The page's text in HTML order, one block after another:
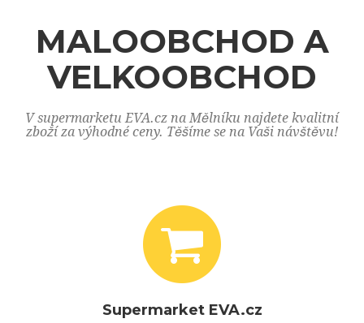
MALOOBCHOD A
VELKOOBCHOD
V supermarketu EVA.cz na Mělníku najdete kvalitní
zboží za výhodné ceny. Těšíme se na Vaši návštěvu!
Supermarket EVA.cz